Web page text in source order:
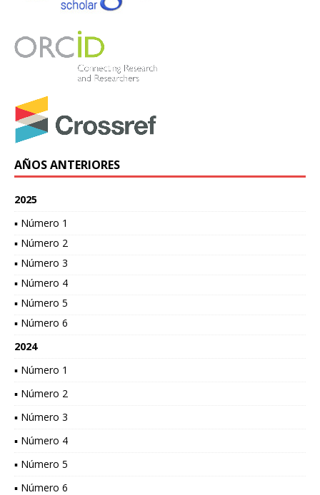
AÑOS ANTERIORES
2025
▪ Número 1
▪ Número 2
▪ Número 3
▪ Número 4
▪ Número 5
▪ Número 6
2024
▪ Número 1
▪ Número 2
▪ Número 3
▪ Número 4
▪ Número 5
▪ Número 6